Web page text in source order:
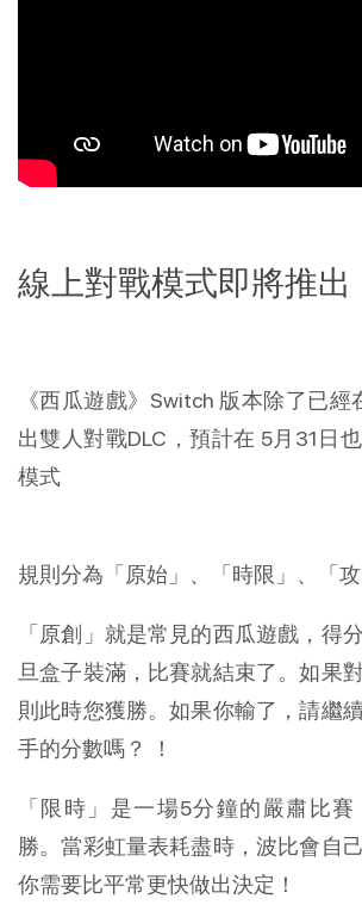
線上對戰模式即將推出
《西瓜遊戲》Switch 版本除了已經
出雙人對戰DLC，預計在 5月31日
模式
規則分為「原始」、「時限」、「攻
「原創」就是常見的西瓜遊戲，得
旦盒子裝滿，比賽就結束了。如果
則此時您獲勝。如果你輸了，請繼
手的分數嗎？ ！
「限時」是一場5分鐘的嚴肅比
勝。當彩虹量表耗盡時，波比會自
你需要比平常更快做出決定！